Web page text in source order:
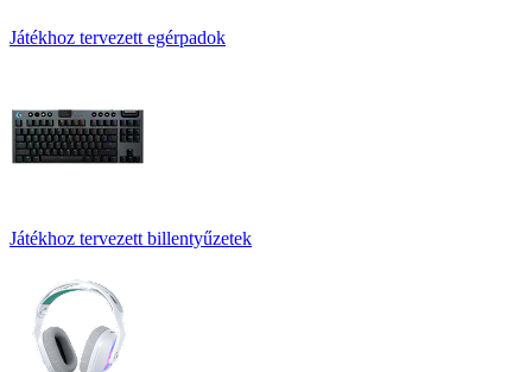
Játékhoz tervezett egérpadok
Játékhoz tervezett billentyűzetek